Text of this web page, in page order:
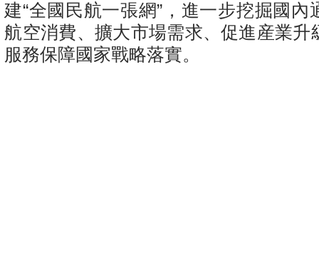
建“全國民航一張網”，進一步挖掘國內
航空消費、擴大市場需求、促進産業升
服務保障國家戰略落實。